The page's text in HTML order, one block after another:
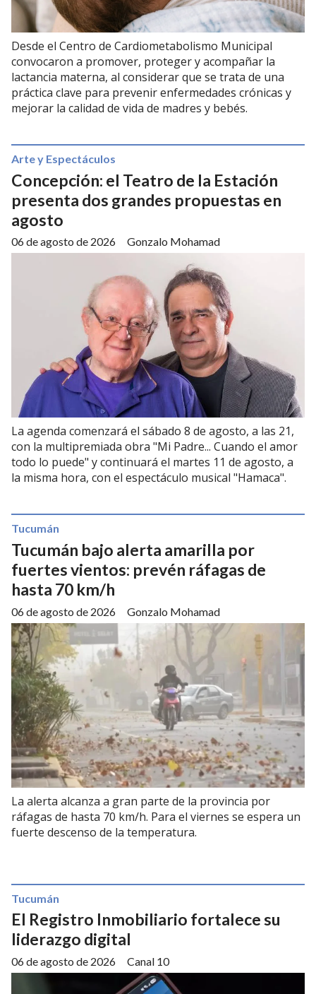
Desde el Centro de Cardiometabolismo Municipal
convocaron a promover, proteger y acompañar la
lactancia materna, al considerar que se trata de una
práctica clave para prevenir enfermedades crónicas y
mejorar la calidad de vida de madres y bebés.
Concepción: el Teatro de la Estación
presenta dos grandes propuestas en
agosto
Gonzalo Mohamad
Arte y Espectáculos
06 de agosto de 2026
La agenda comenzará el sábado 8 de agosto, a las 21,
con la multipremiada obra "Mi Padre... Cuando el amor
todo lo puede" y continuará el martes 11 de agosto, a
la misma hora, con el espectáculo musical "Hamaca".
Tucumán bajo alerta amarilla por
fuertes vientos: prevén ráfagas de
hasta 70 km/h
Gonzalo Mohamad
Tucumán
06 de agosto de 2026
La alerta alcanza a gran parte de la provincia por
ráfagas de hasta 70 km/h. Para el viernes se espera un
fuerte descenso de la temperatura.
El Registro Inmobiliario fortalece su
liderazgo digital
Canal 10
Tucumán
06 de agosto de 2026